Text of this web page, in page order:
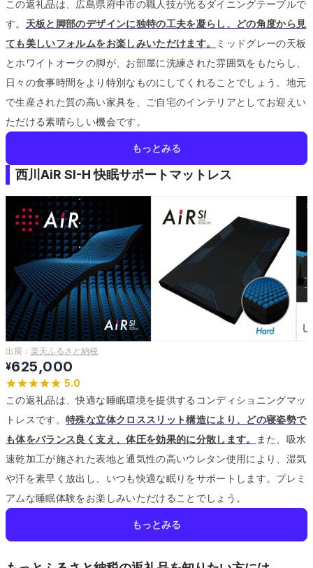
この返礼品は、広島県府中市の職人技が光るダイニングテーブルで
す。 天板と脚部のデザインに独特の工夫を凝らし、どの角度から見
ても美しいフォルムをお楽しみいただけます。
ミッドグレーの天板
とホワイトオークの脚が、お部屋に洗練された雰囲気をもたらし、
日々の食事時間をより特別なものにしてくれることでしょう。 地元
で生産された質の高い家具を、ご自宅のインテリアとしてお迎えい
ただける素晴らしい機会です。
もっとみる
西川AiR SI-H 快眠サポートマットレス
出展： 楽天ふるさと納税
¥625,000
5.0
この返礼品は、快適な睡眠環境を提供するコンディショニングマッ
トレスです。特殊な立体クロススリット構造により、どの寝姿勢で
も体をバランス良く支え、体圧を効果的に分散します。
また、吸水
速乾加工が施された表地と通気性の高いウレタン使用により、湿気
や汗を素早く放出し、いつも快適な眠りをサポートします。 プレミ
アムな睡眠体験をお楽しみいただけることでしょう。
もっとみる